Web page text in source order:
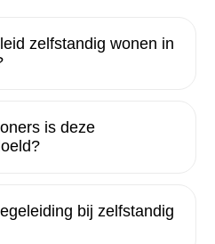
zelfstandig wonen in
is deze
bij zelfstandig